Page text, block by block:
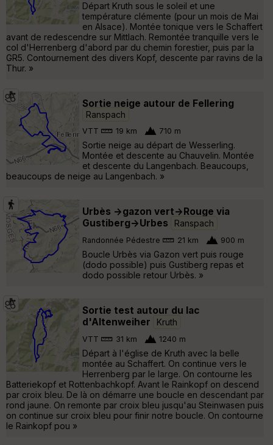
Départ Kruth sous le soleil et une
température clémente (pour un mois de Mai
en Alsace). Montée tonique vers le Schaffert
avant de redescendre sur Mittlach. Remontée tranquille vers le
col d'Herrenberg d'abord par du chemin forestier, puis par la
GR5. Contournement des divers Kopf, descente par ravins de la
Thur. »
Sortie neige autour de Fellering
Ranspach
VTT 19 km 710 m
Sortie neige au départ de Wesserling.
Montée et descente au Chauvelin. Montée
et descente du Langenbach. Beaucoups,
beaucoups de neige au Langenbach. »
Urbès ->gazon vert->Rouge via
Gustiberg->Urbes
Ranspach
Randonnée Pédestre 21 km 900 m
Boucle Urbès via Gazon vert puis rouge
(dodo possible) puis Gustiberg repas et
dodo possible retour Urbès. »
Sortie test autour du lac
d'Altenweiher
Kruth
VTT 31 km 1240 m
Départ à l'église de Kruth avec la belle
montée au Schaffert. On continue vers le
Herrenberg par le large. On contourne les
Batteriekopf et Rottenbachkopf. Avant le Rainkopf on descend
par croix bleu. De là on démarre une boucle en descendant par
rond jaune. On remonte par croix bleu jusqu'au Steinwasen puis
on continue sur croix bleu pour finir notre boucle. On contourne
le Rainkopf pou »